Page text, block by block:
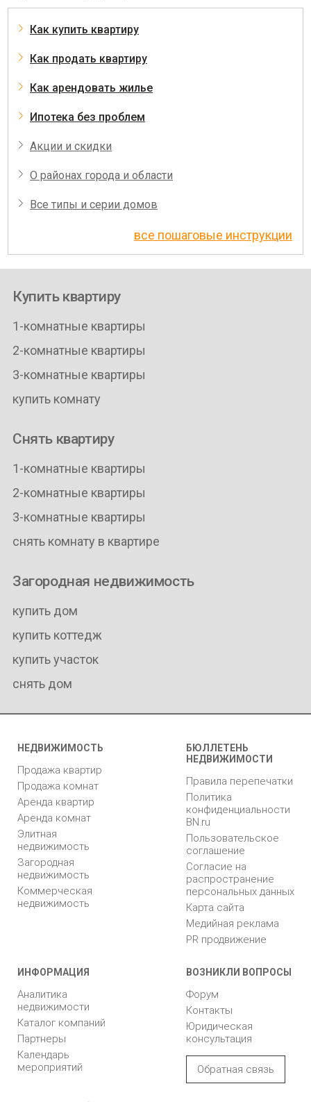
Как купить квартиру
Как продать квартиру
Как арендовать жилье
Ипотека без проблем
Акции и скидки
О районах города и области
Все типы и серии домов
все пошаговые инструкции
Купить квартиру
1-комнатные квартиры
2-комнатные квартиры
3-комнатные квартиры
купить комнату
Снять квартиру
1-комнатные квартиры
2-комнатные квартиры
3-комнатные квартиры
снять комнату в квартире
Загородная недвижимость
купить дом
купить коттедж
купить участок
снять дом
НЕДВИЖИМОСТЬ
Продажа квартир
Продажа комнат
Аренда квартир
Аренда комнат
Элитная
недвижимость
Загородная
недвижимость
Коммерческая
недвижимость
БЮЛЛЕТЕНЬ
НЕДВИЖИМОСТИ
Правила перепечатки
Политика
конфиденциальности
BN.ru
Пользовательское
соглашение
Согласие на
распространение
персональных данных
Карта сайта
Медийная реклама
PR продвижение
ИНФОРМАЦИЯ
Аналитика
недвижимости
Каталог компаний
Партнеры
Календарь
мероприятий
ВОЗНИКЛИ ВОПРОСЫ
Форум
Контакты
Юридическая
консультация
Обратная связь